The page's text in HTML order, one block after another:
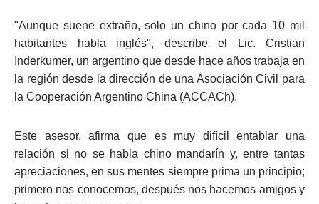
"Aunque suene extraño, solo un chino por cada 10 mil
habitantes habla inglés", describe el Lic. Cristian
Inderkumer, un argentino que desde hace años trabaja en
la región desde la dirección de una Asociación Civil para
la Cooperación Argentino China (ACCACh).
Este asesor, afirma que es muy difícil entablar una
relación si no se habla chino mandarín y, entre tantas
apreciaciones, en sus mentes siempre prima un principio;
primero nos conocemos, después nos hacemos amigos y